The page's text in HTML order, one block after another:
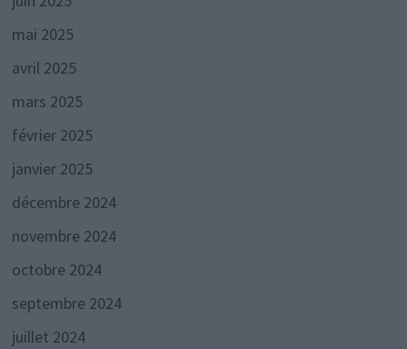
mai 2025
avril 2025
mars 2025
février 2025
janvier 2025
décembre 2024
novembre 2024
octobre 2024
septembre 2024
juillet 2024